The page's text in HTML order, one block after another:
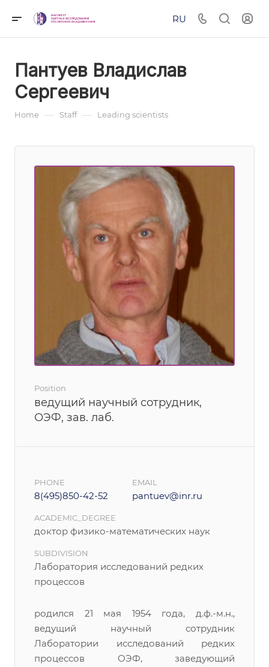
RU
Пантуев Владислав
Сергеевич
Home — Staff — Leading scientists
Position
ведущий научный сотрудник,
ОЭФ, зав. лаб.
PHONE
8(495)850-42-52
EMAIL
pantuev@inr.ru
ACADEMIC_DEGREE
доктор физико-математических наук
SUBDIVISION
Лаборатория исследований редких
процессов
родился 21 мая 1954 года, д.ф.-м.н.,
ведущий научный сотрудник
Лаборатории исследований редких
процессов ОЭФ, заведующий